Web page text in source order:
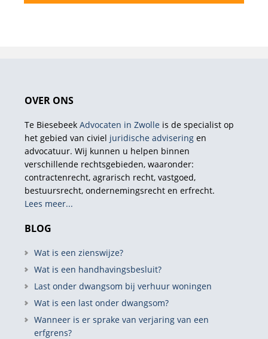
OVER ONS
Te Biesebeek Advocaten in Zwolle is de specialist op
het gebied van civiel juridische adviseringen
advocatuur. Wij kunnen u helpen binnen
verschillende rechtsgebieden, waaronder:
contractenrecht, agrarisch recht, vastgoed,
bestuursrecht, ondernemingsrecht en erfrecht.
Lees meer...
BLOG
Wat is een zienswijze?
Wat is een handhavingsbesluit?
Last onder dwangsom bij verhuur woningen
Wat is een last onder dwangsom?
Wanneer is er sprake van verjaring van een
erfgrens?